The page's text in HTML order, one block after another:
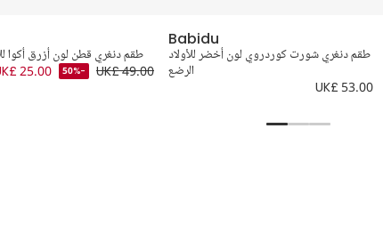
طقم دنغري قطن لون أزرق أكوا
UK£ 49.00
-50%
25.00
Babidu
طقم دنغري شورت كوردروي لون أخضر للأولاد
الرضع
UK£ 53.00